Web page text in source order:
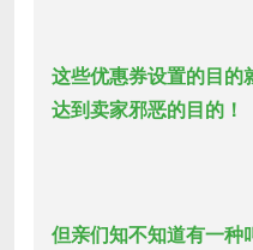
这些优惠券设置的目的
达到卖家邪恶的目的！
但亲们知不知道有一种